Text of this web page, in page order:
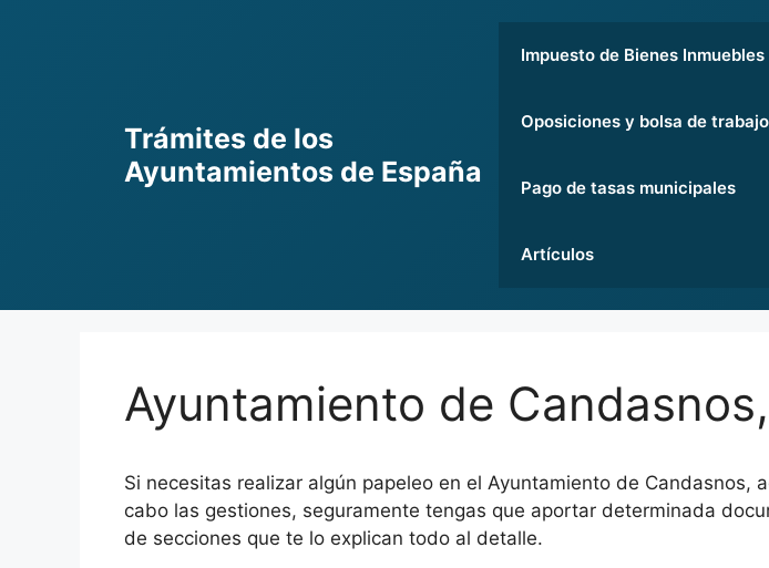
Trámites de los
Ayuntamientos de España
Impuesto de Bienes Inmuebles
Oposiciones y bolsa de
Pago de tasas municipales
Artículos
Ayuntamiento de
Si necesitas realizar algún papeleo en el Ayuntamiento de
cabo las gestiones, seguramente tengas que aportar determinada
de secciones que te lo explican todo al detalle.